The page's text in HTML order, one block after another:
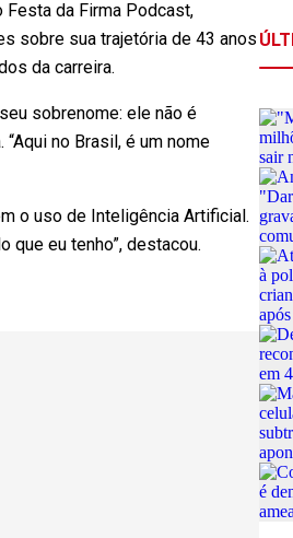
Festa da Firma Podcast,
sobre sua trajetória de 43 anos
da carreira.
sobrenome: ele não é
no Brasil, é um nome
o uso de Inteligência Artificial.
que eu tenho”, destacou.